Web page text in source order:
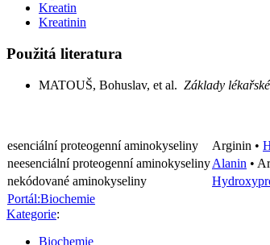
Kreatin
Kreatinin
Použitá literatura
MATOUŠ, Bohuslav, et al. Základy
esenciální proteogenní aminokyseliny
Arginin •
neesenciální proteogenní aminokyselinyAlanin •
nekódované aminokyseliny
Portál:Biochemie
Kategorie:
Biochemie